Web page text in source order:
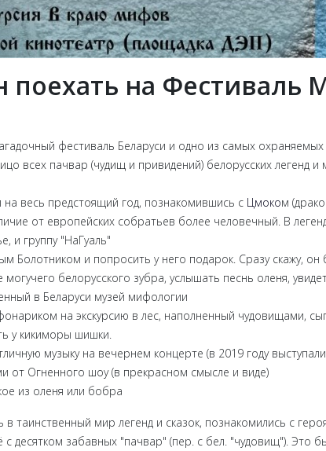
поехать на
фестиваль Беларуси и одно из самых
всех пачвар (чудищ и привидений) белорусских легенд
на весь предстоящий год, познакомившись с Цмоком
от европейских собратьев более человечный. В
и группу "НаГуаль"
Болотником и попросить у него подарок. Сразу скажу, он
белорусского зубра, услышать песнь оленя,
в Беларуси музей мифологии
на экскурсию в лес, наполненный чудовищами,
у кикиморы шишки.
музыку на вечернем концерте (в 2019 году
от Огненного шоу (в прекрасном смысле и виде)
из оленя или бобра
в таинственный мир легенд и сказок, познакомились с
десятком забавных "пачвар" (пер. с бел. "чудовищ"). Это